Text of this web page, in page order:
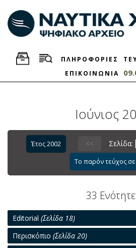
ΠΛΗΡΟΦΟΡΙΕΣ
ΕΠΙΚΟΙΝΩΝΙΑ
Ιούνιος
Έτος 2002 << Σελίδα:
Το παρόν τεύχος σε
33
Εditorial (Σελίδα 18)
Περισκόπιο (Σελίδα 20)